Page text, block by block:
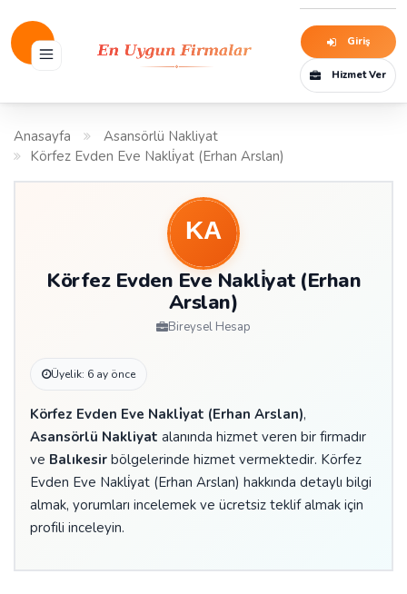
Giriş
Hizmet Ver
Anasayfa
Asansörlü Nakliyat
Körfez Evden Eve Nakli̇yat (Erhan Arslan)
Körfez Evden Eve Nakli̇yat (Erhan
Arslan)
Bireysel Hesap
Üyelik: 6 ay önce
Körfez Evden Eve Nakli̇yat (Erhan Arslan),
Asansörlü Nakliyat alanında hizmet veren bir firmadır
ve Balıkesir bölgelerinde hizmet vermektedir. Körfez
Evden Eve Nakli̇yat (Erhan Arslan) hakkında detaylı bilgi
almak, yorumları incelemek ve ücretsiz teklif almak için
profili inceleyin.